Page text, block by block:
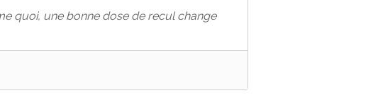
quoi, une bonne dose de recul change